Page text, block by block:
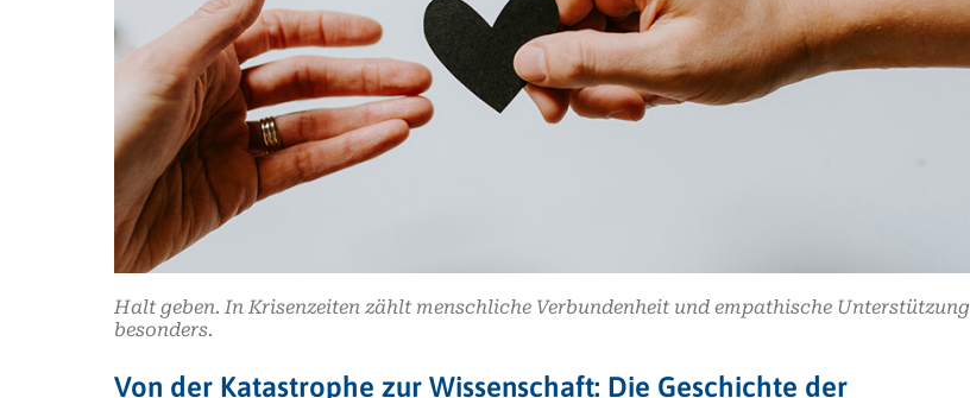
Halt geben. In Krisenzeiten zählt menschliche Verbundenheit und empathische Unterstützung
besonders.
Von der Katastrophe zur Wissenschaft: Die Geschichte der